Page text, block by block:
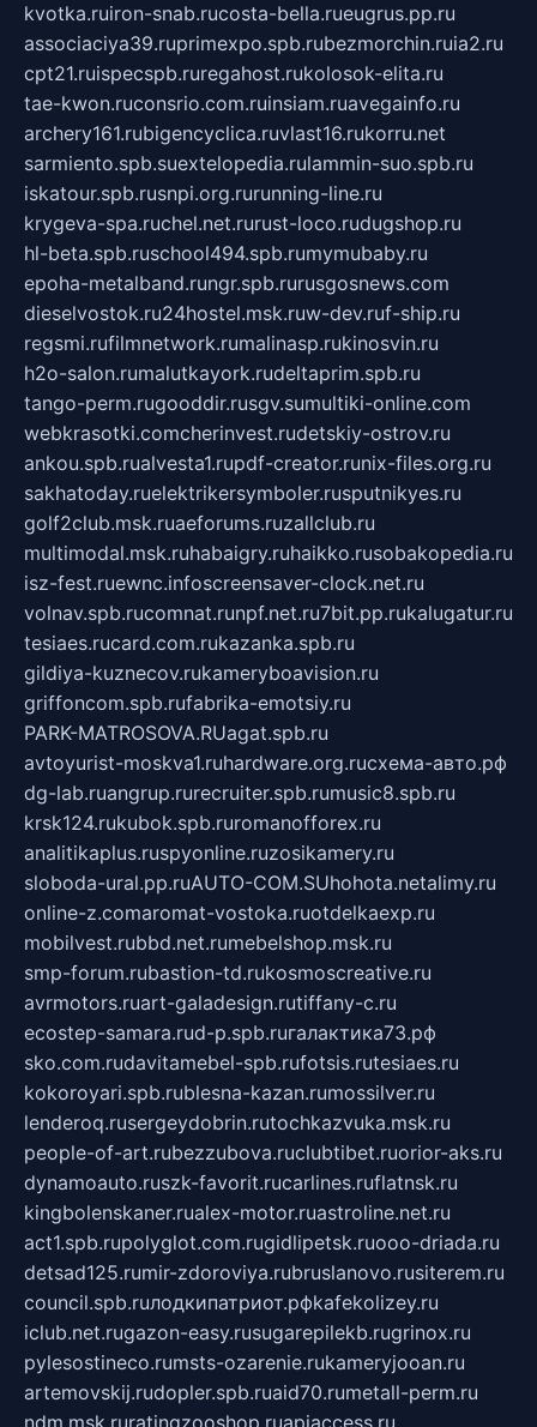
kvotka.ruiron-snab.rucosta-bella.rueugrus.pp.ru
associaciya39.ruprimexpo.spb.rubezmorchin.ruia2.ru
cpt21.ruispecspb.ruregahost.rukolosok-elita.ru
tae-kwon.ruconsrio.com.ruinsiam.ruavegainfo.ru
archery161.rubigencyclica.ruvlast16.rukorru.net
sarmiento.spb.suextelopedia.rulammin-suo.spb.ru
iskatour.spb.rusnpi.org.rurunning-line.ru
krygeva-spa.ruchel.net.rurust-loco.rudugshop.ru
hl-beta.spb.ruschool494.spb.rumymubaby.ru
epoha-metalband.rungr.spb.rurusgosnews.com
dieselvostok.ru24hostel.msk.ruw-dev.ruf-ship.ru
regsmi.rufilmnetwork.rumalinasp.rukinosvin.ru
h2o-salon.rumalutkayork.rudeltaprim.spb.ru
tango-perm.rugooddir.rusgv.sumultiki-online.com
webkrasotki.comcherinvest.rudetskiy-ostrov.ru
ankou.spb.rualvesta1.rupdf-creator.runix-files.org.ru
sakhatoday.ruelektrikersymboler.rusputnikyes.ru
golf2club.msk.ruaeforums.ruzallclub.ru
multimodal.msk.ruhabaigry.ruhaikko.rusobakopedia.ru
isz-fest.ruewnc.infoscreensaver-clock.net.ru
volnav.spb.rucomnat.runpf.net.ru7bit.pp.rukalugatur.ru
tesiaes.rucard.com.rukazanka.spb.ru
gildiya-kuznecov.rukameryboavision.ru
griffoncom.spb.rufabrika-emotsiy.ru
PARK-MATROSOVA.RUagat.spb.ru
avtoyurist-moskva1.ruhardware.org.ruсхема-авто.рф
dg-lab.ruangrup.rurecruiter.spb.rumusic8.spb.ru
krsk124.rukubok.spb.ruromanofforex.ru
analitikaplus.ruspyonline.ruzosikamery.ru
sloboda-ural.pp.ruAUTO-COM.SUhohota.netalimy.ru
online-z.comaromat-vostoka.ruotdelkaexp.ru
mobilvest.rubbd.net.rumebelshop.msk.ru
smp-forum.rubastion-td.rukosmoscreative.ru
avrmotors.ruart-galadesign.rutiffany-c.ru
ecostep-samara.rud-p.spb.ruгалактика73.рф
sko.com.rudavitamebel-spb.rufotsis.rutesiaes.ru
kokoroyari.spb.rublesna-kazan.rumossilver.ru
lenderoq.rusergeydobrin.rutochkazvuka.msk.ru
people-of-art.rubezzubova.ruclubtibet.ruorior-aks.ru
dynamoauto.ruszk-favorit.rucarlines.ruflatnsk.ru
kingbolenskaner.rualex-motor.ruastroline.net.ru
act1.spb.rupolyglot.com.rugidlipetsk.ruooo-driada.ru
detsad125.rumir-zdoroviya.rubruslanovo.rusiterem.ru
council.spb.ruлодкипатриот.рфkafekolizey.ru
iclub.net.rugazon-easy.rusugarepilekb.rugrinox.ru
pylesostineco.rumsts-ozarenie.rukameryjooan.ru
artemovskij.rudopler.spb.ruaid70.rumetall-perm.ru
ndm.msk.ruratingzooshop.ruapiaccess.ru